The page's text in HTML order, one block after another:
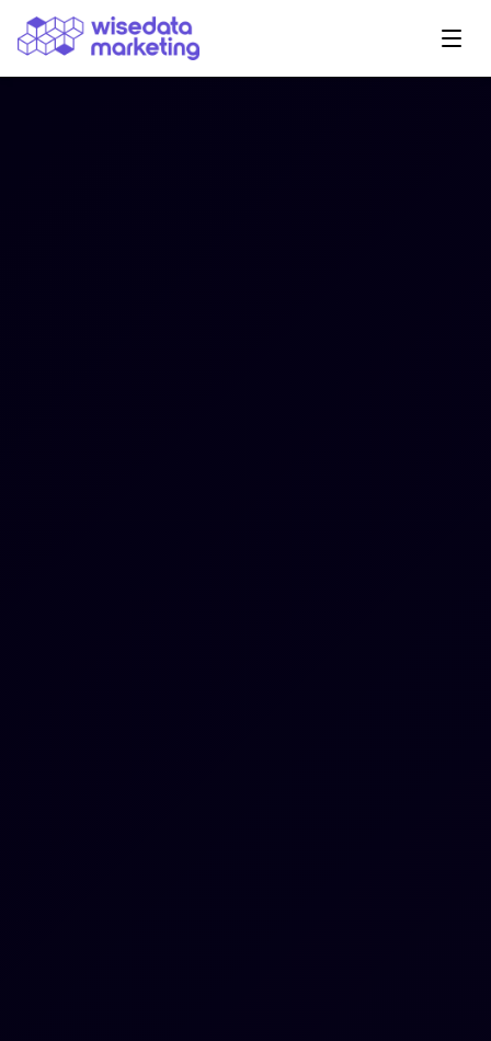
Navegação Principal